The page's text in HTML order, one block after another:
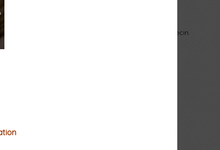
Parsival Castro, théorbe; Clotilde Gaborit, clavecin.